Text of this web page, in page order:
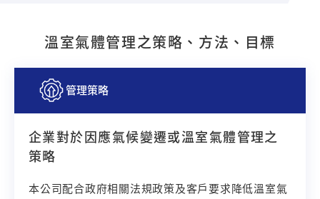
溫室氣體管理之策略、方法、目標
管理策略
企業對於因應氣候變遷或溫室氣體管理之
策略
本公司配合政府相關法規政策及客戶要求降低溫室氣